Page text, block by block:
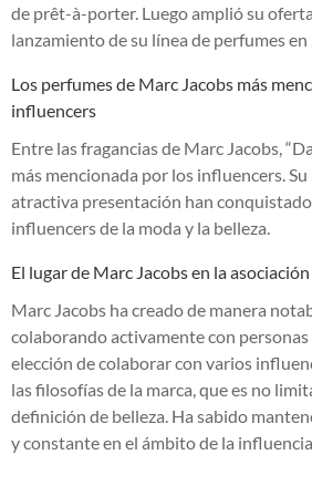
de prêt-à-porter. Luego amplió su
lanzamiento de su línea de perfumes en
Los perfumes de Marc Jacobs más
influencers
Entre las fragancias de Marc Jacobs,
más mencionada por los influencers.
atractiva presentación han
influencers de la moda y la belleza.
El lugar de Marc Jacobs en la
Marc Jacobs ha creado de manera
colaborando activamente con
elección de colaborar con varios
las filosofías de la marca, que es no
definición de belleza. Ha sabido
y constante en el ámbito de la